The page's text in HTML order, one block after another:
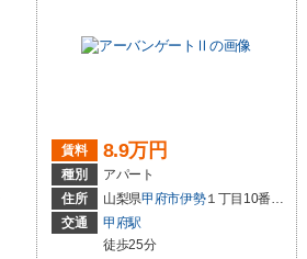
賃料 8.9万円
種別
アパート
住所
山梨県甲府市伊勢１丁目10番16号
交通
甲府駅
徒歩25分